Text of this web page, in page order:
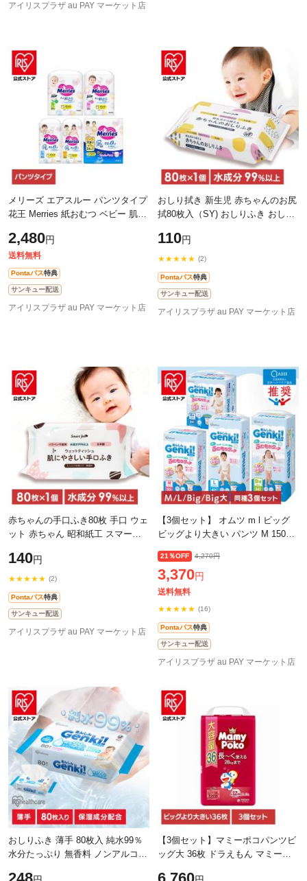
アイリスプラザ au PAY マーケット店
メリーズ エアスルー パンツタイプ
花王 Merries 紙おむつ ベビー 肌さ
乳幼児 通気性 KAO Sサイズ_62枚
2,480円
送料無料
Pontaパス特典
サンキュー配送
アイリスプラザ au PAY マーケット店
おしり拭き 新生児 赤ちゃんのお尻
拭80枚入（SY) おしりふき おしり
料 80枚 水99％ お尻ふき
110円
★★★★★ (2)
Pontaパス特典
サンキュー配送
アイリスプラザ au PAY マーケット店
赤ちゃんの手口ふき80枚 手口 ウェ
ット 赤ちゃん 昭和紙工 スマート
ベビー 手口ふき
140円
★★★★★ (2)
Pontaパス特典
サンキュー配送
アイリスプラザ au PAY マーケット店
【3個セット】 オムツ m l ビッグ
ビッグより大きい パンツ M 150枚
に優しい Wギャザー 横モレ 最長
12h
21％OFF 4,270円
3,370円
送料無料
★★★★★ (16)
Pontaパス特典
サンキュー配送
アイリスプラザ au PAY マーケット店
おしりふき 薄手 80枚入 純水99％
水分たっぷり 無香料 ノンアルコー
【3個セット】マミーポコパンツビ
ッグ大 36枚 ドラえもん マミーポ